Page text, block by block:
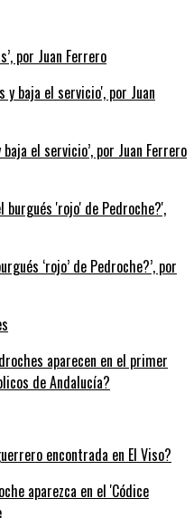
por Juan Ferrero
el servicio’, por Juan Ferrero
‘rojo’ de Pedroche?’, por
aparecen en el primer
de Andalucía?
encontrada en El Viso?